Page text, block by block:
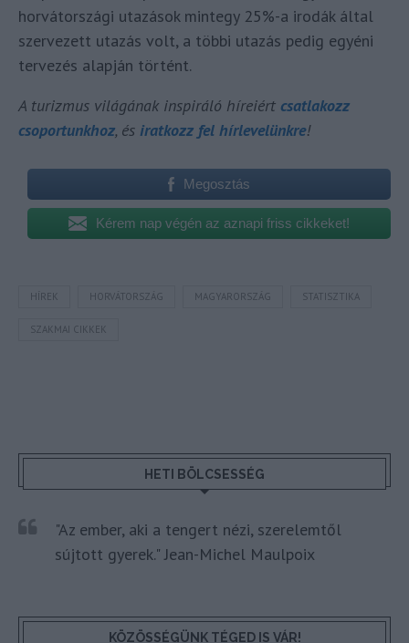
horvátországi utazások mintegy 25%-a irodák által
szervezett utazás volt, a többi utazás pedig egyéni
tervezés alapján történt.
A turizmus világának inspiráló híreiért csatlakozz
csoportunkhoz, és iratkozz fel hírlevelünkre!
Megosztás
Kérem nap végén az aznapi friss cikkeket!
HÍREK HORVÁTORSZÁG MAGYARORSZÁG STATISZTIKA
SZAKMAI CIKKEK
HETI BÖLCSESSÉG
"Az ember, aki a tengert nézi, szerelemtől
sújtott gyerek." Jean-Michel Maulpoix
KÖZÖSSÉGÜNK TÉGED IS VÁR!